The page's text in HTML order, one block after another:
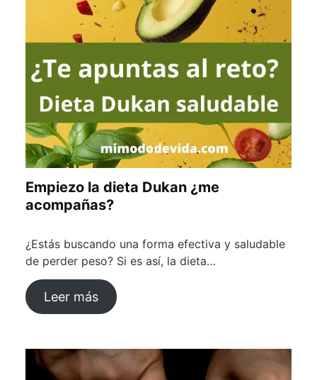
Empiezo la dieta Dukan ¿me
acompañas?
¿Estás buscando una forma efectiva y saludable
de perder peso? Si es así, la dieta…
Leer más